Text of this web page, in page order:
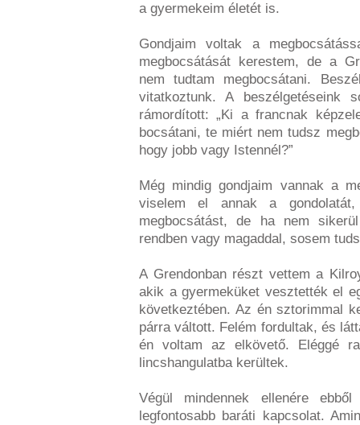
a gyermekeim életét is.
Gondjaim voltak a
megbocsátását kerestem, de a
nem tudtam megbocsátani.
vitatkoztunk. A
rámordított: „Ki a francnak
bocsátani, te miért nem tudsz
hogy jobb vagy Istennél?”
Még mindig gondjaim vannak a
viselem el annak a
megbocsátást, de ha nem
rendben vagy magaddal, sosem
A Grendonban részt vettem a
akik a gyermeküket vesztették el
következtében. Az én sztorimmal
párra váltott. Felém fordultak, és
én voltam az elkövető. Eléggé
lincshangulatba kerültek.
Végül mindennek ellenére
legfontosabb baráti kapcsolat.